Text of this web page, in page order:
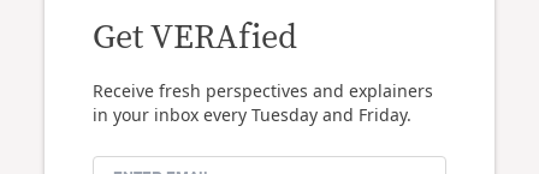
Get VERAfied
Receive fresh perspectives and explainers
in your inbox every Tuesday and Friday.